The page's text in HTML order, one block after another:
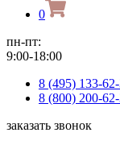
0
пн-пт:
9:00-18:00
8 (495) 133-
8 (800) 200-
заказать звонок